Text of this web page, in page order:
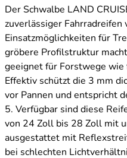
Der Schwalbe LAND
zuverlässiger Fahrradreifen
Einsatzmöglichkeiten für
gröbere Profilstruktur
geeignet für Forstwege wie
Effektiv schützt die 3 mm
vor Pannen und entspricht
5. Verfügbar sind diese
von 24 Zoll bis 28 Zoll mit
ausgestattet mit
bei schlechten